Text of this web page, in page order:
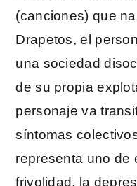
(canciones) que
Drapetos, el
una sociedad
de su propia
personaje va
síntomas
representa uno de
frivolidad, la